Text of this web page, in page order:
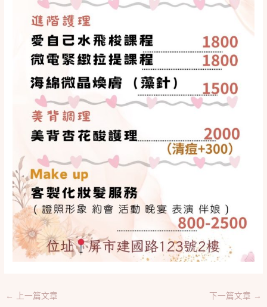
← 上一篇文章 下一篇文章 →